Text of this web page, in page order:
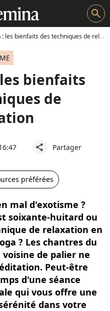
search
bienfaits des techniques de relaxation
bienfaits
de
share Partager
préférées
mal d'exotisme ?
soixante-huitard ou
de relaxation en
? Les chantres du
de palier ne
Peut-être
d'une séance
qui vous offre une
dans votre